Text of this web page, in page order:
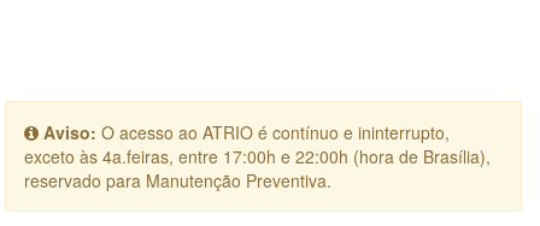
Aviso: O acesso ao ATRIO é contínuo e ininterrupto,
exceto às 4a.feiras, entre 17:00h e 22:00h (hora de Brasília),
reservado para Manutenção Preventiva.